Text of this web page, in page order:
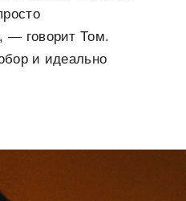
— говорит Том.
и идеально